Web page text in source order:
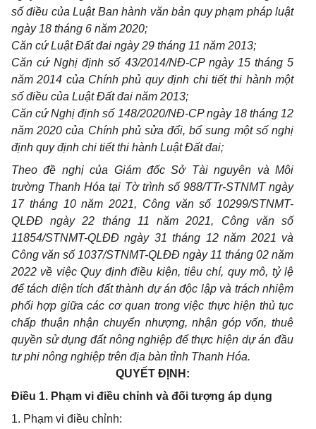
số điều của Luật Banhành văn bản quyphạm pháp luật
ngày 18 tháng 6 năm 2020;
Căn cứ Luật Đất đai ngày29 tháng 11 năm 2013;
Căn cứ Nghị định số 43/2014/NĐ-CP ngày 15 tháng5
năm2014 của Chính phủ quyđịnh chi tiếtthi hành một
số điều của Luật Đất đai năm 2013;
Căn cứ Nghị định số 148/2020/NĐ-CP ngày 18 tháng 12
năm2020của Chính phủ sửa đổi, bổsung một số nghị
định quyđịnh chi tiếtthi hành Luật Đất đai;
Theođề nghị của Giám đốc Sở Tài nguyên và Môi
trường ThanhHóa tại Tờ trình số 988/TTr-STNMT ngày
17 tháng 10năm 2021, Công văn số 10299/STNMT-
QLĐĐ ngày22 tháng 11năm2021, Công văn số
11854/STNMT-QLĐĐ ngày 31tháng 12năm 2021 và
Công văn số 1037/STNMT-QLĐĐ ngày 11 tháng 02 năm
2022 về việcQuy định điều kiện, tiêu chí, quymô, tỷ lệ
để tách diện tích đất thành dự án độc lập và trách nhiệm
phối hợp giữa các cơquan trong việc thực hiện thủ tục
chấp thuận nhận chuyển nhượng, nhận góp vốn, thuê
quyền sử dụng đất nông nghiệp để thực hiện dự án đầu
tưphi nông nghiệp trên địa bàn tỉnh Thanh Hóa.
QUYẾT ĐỊNH:
Điều 1. Phạm vi điều chỉnh và đối tượng áp dụng
1. Phạm vi điều chỉnh: